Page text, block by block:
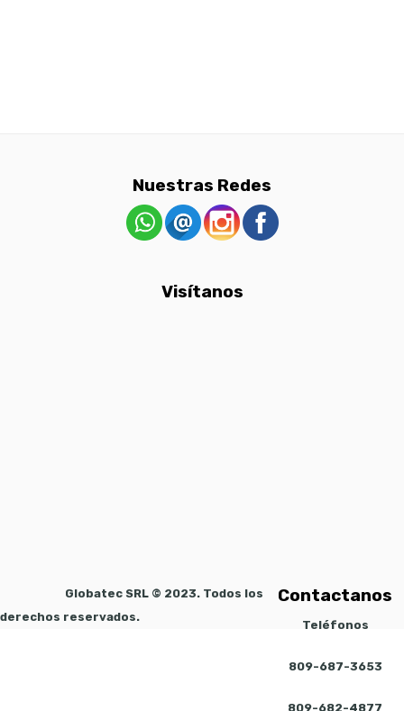
Nuestras Redes
Visítanos
Contactanos
Teléfonos
809-687-3653
809-682-4877
Globatec SRL © 2023. Todos los
derechos reservados.